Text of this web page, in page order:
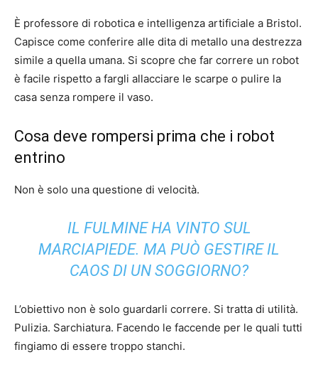
È professore di robotica e intelligenza artificiale a Bristol.
Capisce come conferire alle dita di metallo una destrezza
simile a quella umana. Si scopre che far correre un robot
è facile rispetto a fargli allacciare le scarpe o pulire la
casa senza rompere il vaso.
Cosa deve rompersi prima che i robot
entrino
Non è solo una questione di velocità.
IL FULMINE HA VINTO SUL
MARCIAPIEDE. MA PUÒ GESTIRE IL
CAOS DI UN SOGGIORNO?
L’obiettivo non è solo guardarli correre. Si tratta di utilità.
Pulizia. Sarchiatura. Facendo le faccende per le quali tutti
fingiamo di essere troppo stanchi.